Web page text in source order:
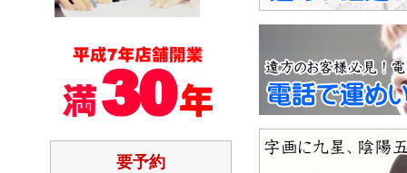
要予約